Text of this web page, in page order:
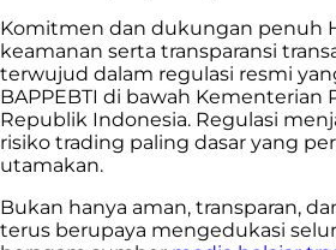
Komitmen dan dukungan penuh
keamanan serta transparansi
terwujud dalam regulasi resmi
BAPPEBTI di bawah Kementerian
Republik Indonesia. Regulasi
risiko trading paling dasar yang
utamakan.
Bukan hanya aman, transparan,
terus berupaya mengedukasi